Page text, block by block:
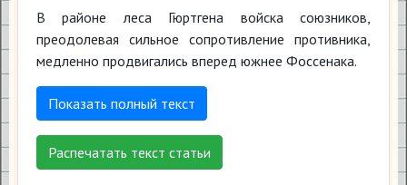
В районе леса Гюртгена войска союзников,
преодолевая сильное сопротивление противника,
медленно продвигались вперед южнее Фоссенака.
Показать полный текст
Распечатать текст статьи